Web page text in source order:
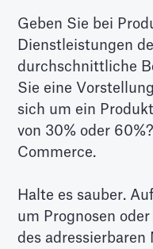
Geben Sie bei
Dienstleistungen
durchschnittliche
Sie eine
sich um ein
von 30% oder
Commerce.
Halte es sauber.
um Prognosen
des adressierbaren